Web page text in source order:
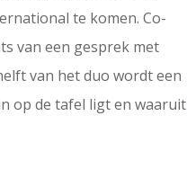
te komen. Co-
van een gesprek met
van het duo wordt een
op de tafel ligt en waaruit